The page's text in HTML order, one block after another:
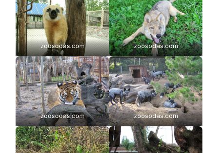
zoosodas.com zoosodas.com
zoosodas.com zoosodas.com